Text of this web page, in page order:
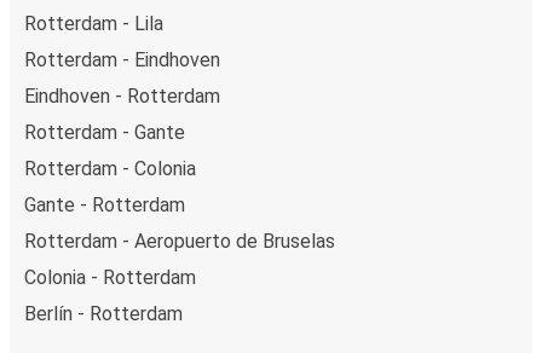
Rotterdam - Lila
Rotterdam - Eindhoven
Eindhoven - Rotterdam
Rotterdam - Gante
Rotterdam - Colonia
Gante - Rotterdam
Rotterdam - Aeropuerto de Bruselas
Colonia - Rotterdam
Berlín - Rotterdam